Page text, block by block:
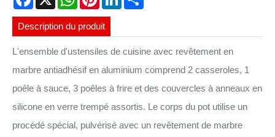
Description du produit
L'ensemble d'ustensiles de cuisine avec revêtement en
marbre antiadhésif en aluminium comprend 2 casseroles, 1
poêle à sauce, 3 poêles à frire et des couvercles à anneaux en
silicone en verre trempé assortis. Le corps du pot utilise un
procédé spécial, pulvérisé avec un revêtement de marbre